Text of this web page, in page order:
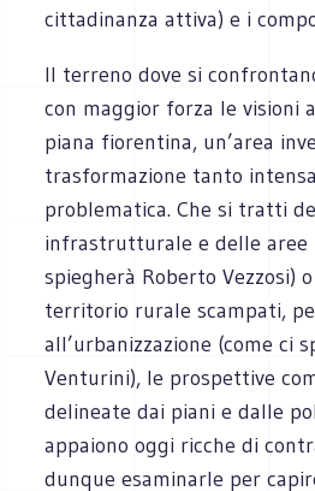
cittadinanza attiva) e i
Il terreno dove si
con maggior forza le visioni
piana fiorentina, un’area
trasformazione tanto
problematica. Che si tratti
infrastrutturale e delle aree
spiegherà Roberto Vezzosi)
territorio rurale scampati,
all’urbanizzazione (come ci
Venturini), le prospettive
delineate dai piani e dalle
appaiono oggi ricche di
dunque esaminarle per